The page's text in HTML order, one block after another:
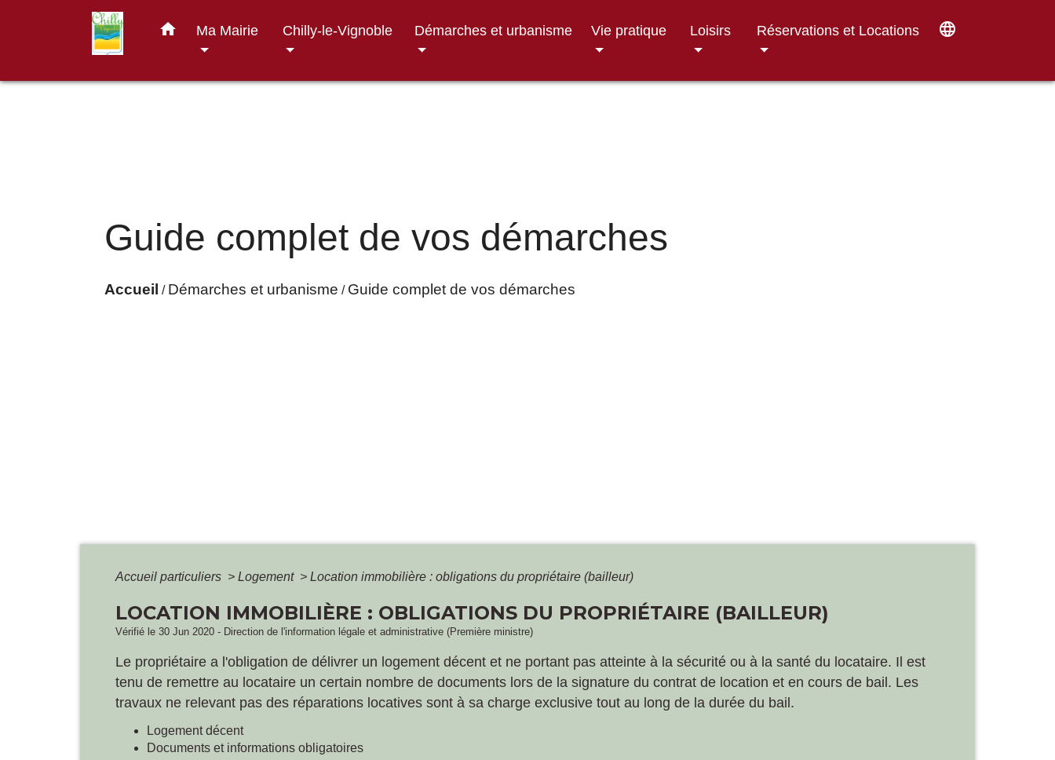
home Ma Mairie Chilly-le-Vignoble Démarches et urbanisme Vie pratique Loisirs Réservations et Locations language
Guide complet de vos démarches
Accueil / Démarches et urbanisme / Guide complet de vos démarches
Accueil particuliers > Logement > Location immobilière : obligations du propriétaire (bailleur)
LOCATION IMMOBILIÈRE : OBLIGATIONS DU PROPRIÉTAIRE (BAILLEUR)
Vérifié le 30 Jun 2020 - Direction de l'information légale et administrative (Première ministre)
Le propriétaire a l'obligation de délivrer un logement décent et ne portant pas atteinte à la sécurité ou à la santé du locataire. Il est
tenu de remettre au locataire un certain nombre de documents lors de la signature du contrat de location et en cours de bail. Les
travaux ne relevant pas des réparations locatives sont à sa charge exclusive tout au long de la durée du bail.
Logement décent
Documents et informations obligatoires